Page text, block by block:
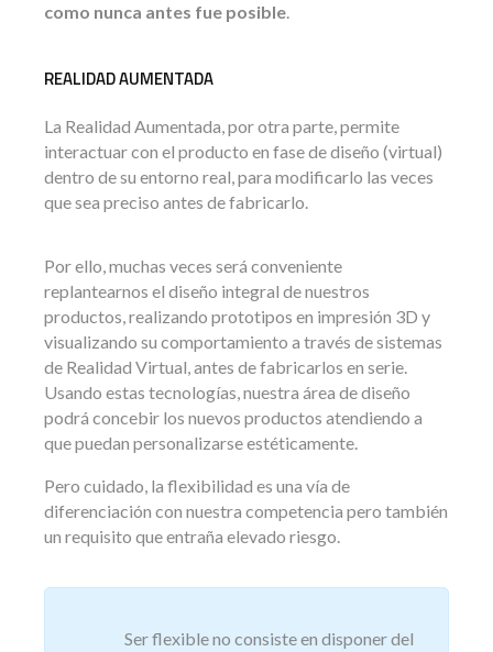
como nunca antes fue posible.
REALIDAD AUMENTADA
La Realidad Aumentada, por otra parte, permite
interactuar con el producto en fase de diseño (virtual)
dentro de su entorno real, para modificarlo las veces
que sea preciso antes de fabricarlo.
Por ello, muchas veces será conveniente
replantearnos el diseño integral de nuestros
productos, realizando prototipos en impresión 3D y
visualizando su comportamiento a través de sistemas
de Realidad Virtual, antes de fabricarlos en serie.
Usando estas tecnologías, nuestra área de diseño
podrá concebir los nuevos productos atendiendo a
que puedan personalizarse estéticamente.
Pero cuidado, la flexibilidad es una vía de
diferenciación con nuestra competencia pero también
un requisito que entraña elevado riesgo.
Ser flexible no consiste en disponer del